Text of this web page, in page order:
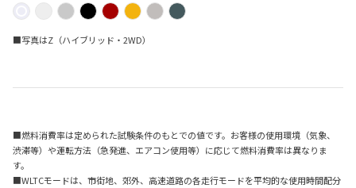
■写真はZ（ハイブリッド・2WD）
■燃料消費率は定められた試験条件のもとでの値です。お客様の使用環境（気象、
渋滞等）や運転方法（急発進、エアコン使用等）に応じて燃料消費率は異なりま
す。
■WLTCモードは、市街地、郊外、高速道路の各走行モードを平均的な使用時間配分